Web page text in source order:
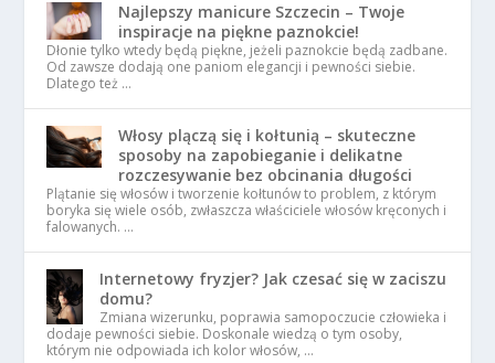
Najlepszy manicure Szczecin – Twoje
inspiracje na piękne paznokcie!
Dłonie tylko wtedy będą piękne, jeżeli paznokcie będą zadbane.
Od zawsze dodają one paniom elegancji i pewności siebie.
Dlatego też …
Włosy plączą się i kołtunią – skuteczne
sposoby na zapobieganie i delikatne
rozczesywanie bez obcinania długości
Plątanie się włosów i tworzenie kołtunów to problem, z którym
boryka się wiele osób, zwłaszcza właściciele włosów kręconych i
falowanych. …
Internetowy fryzjer? Jak czesać się w zaciszu
domu?
Zmiana wizerunku, poprawia samopoczucie człowieka i
dodaje pewności siebie. Doskonale wiedzą o tym osoby,
którym nie odpowiada ich kolor włosów, …